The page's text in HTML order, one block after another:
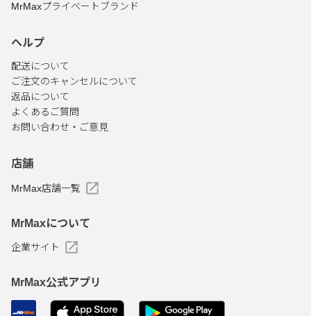
MrMaxプライベートブランド
ヘルプ
配送について
ご注文のキャンセルについて
返品について
よくあるご質問
お問い合わせ・ご意見
店舗
MrMax店舗一覧
MrMaxについて
企業サイト
MrMax公式アプリ